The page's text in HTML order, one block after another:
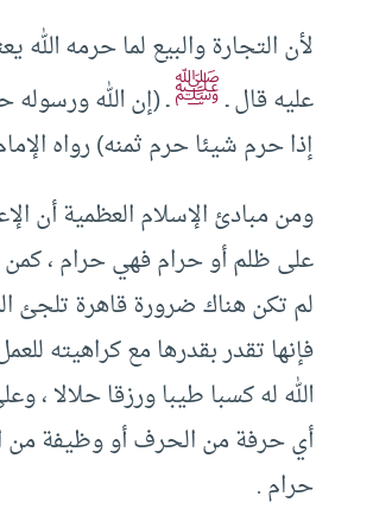
لأن التجارة والبيع لما حرمه
عليه قال ـﷺـ (إن الله ورسوله
إذا حرم شيئا حرم ثمنه) رواه
ومن مبادئ الإسلام العظمية أن
على ظلم أو حرام فهي حرام ،
لم تكن هناك ضرورة قاهرة تلجئ
فإنها تقدر بقدرها مع كراهيته
الله له كسبا طيبا ورزقا حلالا ،
أي حرفة من الحرف أو وظيفة من
حرام .